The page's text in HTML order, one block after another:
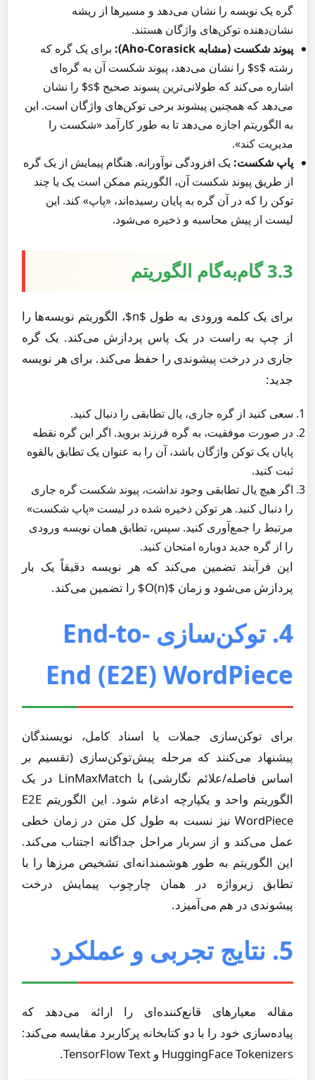
گره یک نویسه را نشان می‌دهد و مسیرها از ریشه
نشان‌دهنده توکن‌های واژگان هستند.
پیوند شکست (مشابه Aho-Corasick):
برای یک گره که
رشته $s$ را نشان می‌دهد، پیوند شکست آن به گره‌ای
اشاره می‌کند که طولانی‌ترین پسوند صحیح $s$ را نشان
می‌دهد که همچنین پیشوند برخی توکن‌های واژگان است. این
به الگوریتم اجازه می‌دهد تا به طور کارآمد «شکست را
مدیریت کند».
پاپ شکست: یک افزودگی نوآورانه. هنگام پیمایش از یک گره
از طریق پیوند شکست آن، الگوریتم ممکن است یک یا چند
توکن را که در آن گره به پایان رسیده‌اند، «پاپ» کند. این
لیست از پیش محاسبه و ذخیره می‌شود.
3.3 گام‌به‌گام الگوریتم
برای یک کلمه ورودی به طول $n$، الگوریتم نویسه‌ها را
از چپ به راست در یک پاس پردازش می‌کند. یک گره
جاری در درخت پیشوندی را حفظ می‌کند. برای هر نویسه
جدید:
سعی کنید از گره جاری، یال تطابقی را دنبال کنید.
در صورت موفقیت، به گره فرزند بروید. اگر این گره نقطه
پایان یک توکن واژگان باشد، آن را به عنوان یک تطابق بالقوه
ثبت کنید.
اگر هیچ یال تطابقی وجود نداشت، پیوند شکست گره جاری
را دنبال کنید. هر توکن ذخیره شده در لیست «پاپ شکست»
مرتبط را جمع‌آوری کنید. سپس، تطابق همان نویسه ورودی
را از گره جدید دوباره امتحان کنید.
این فرآیند تضمین می‌کند که هر نویسه دقیقاً یک بار
پردازش می‌شود و زمان $O(n)$ را تضمین می‌کند.
4. توکن‌سازی End-to-
End (E2E) WordPiece
برای توکن‌سازی جملات یا اسناد کامل، نویسندگان
پیشنهاد می‌کنند که مرحله پیش‌توکن‌سازی (تقسیم بر
اساس فاصله/علائم نگارشی) با LinMaxMatch در یک
الگوریتم واحد و یکپارچه ادغام شود. این الگوریتم E2E
WordPiece نیز نسبت به طول کل متن در زمان خطی
عمل می‌کند و از سربار مراحل جداگانه اجتناب می‌کند.
این الگوریتم به طور هوشمندانه‌ای تشخیص مرزها را با
تطابق زیرواژه در همان چارچوب پیمایش درخت
پیشوندی در هم می‌آمیزد.
5. نتایج تجربی و عملکرد
مقاله معیارهای قانع‌کننده‌ای را ارائه می‌دهد که
پیاده‌سازی خود را با دو کتابخانه پرکاربرد مقایسه می‌کند:
HuggingFace Tokenizers و TensorFlow Text.